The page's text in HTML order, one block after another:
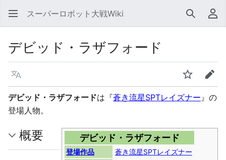
スーパーロボット大戦Wiki 検索 利
デビッド・ラザフォード
言語 ウォッチ編集
デビッド・ラザフォードは『蒼き流星SPTレイズナー』の
登場人物。
デビッド・ラザフォード
登場作品
蒼き流星SPTレイズナー
概要